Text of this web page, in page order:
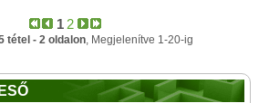
1 2
tétel - 2 oldalon, Megjelenítve 1-20-ig